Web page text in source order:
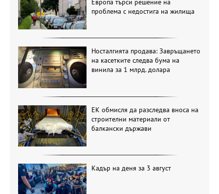
Европа търси решение на
проблема с недостига на жилища
Носталгията продава: Завръщането
на касетките следва бума на
винила за 1 млрд. долара
ЕК обмисля да разследва вноса на
строителни материали от
балкански държави
Кадър на деня за 3 август